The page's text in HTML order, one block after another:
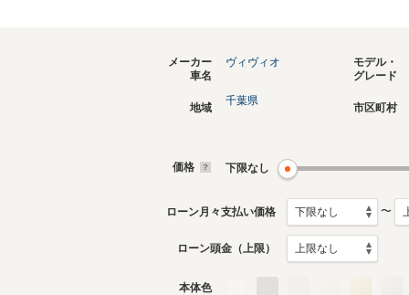
メーカー
車名
ヴィヴィオ
モデル・
グレード
地域
千葉県
市区町村
価格 下限なし
ローン月々支払い価格 〜
ローン頭金（上限）
本体色